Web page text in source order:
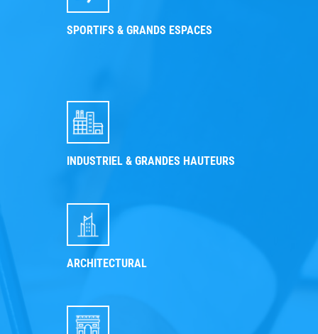
SPORTIFS & GRANDS ESPACES
INDUSTRIEL & GRANDES HAUTEURS
ARCHITECTURAL